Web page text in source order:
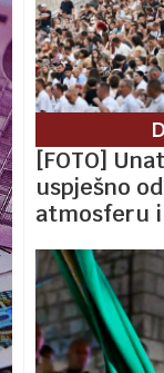
[FOTO]
uspješno
atmosferu